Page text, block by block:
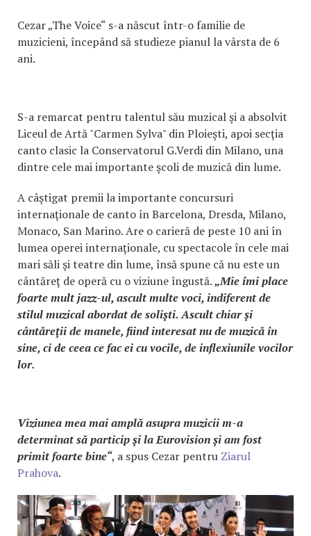
Cezar „The Voice“ s-a născut într-o familie de
muzicieni, începând să studieze pianul la vârsta de 6
ani.
S-a remarcat pentru talentul său muzical şi a absolvit
Liceul de Artă "Carmen Sylva" din Ploieşti, apoi secţia
canto clasic la Conservatorul G.Verdi din Milano, una
dintre cele mai importante şcoli de muzică din lume.
A câştigat premii la importante concursuri
internaţionale de canto în Barcelona, Dresda, Milano,
Monaco, San Marino. Are o carieră de peste 10 ani în
lumea operei internaţionale, cu spectacole în cele mai
mari săli şi teatre din lume, însă spune că nu este un
cântăreţ de operă cu o viziune îngustă.„Mie îmi place
foarte mult jazz-ul, ascult multe voci, indiferent de
stilul muzical abordat de solişti. Ascult chiar şi
cântăreţii de manele, fiind interesat nu de muzică în
sine, ci de ceea ce fac ei cu vocile, de inflexiunile vocilor
lor.
Viziunea mea mai amplă asupra muzicii m-a
determinat să particip şi la Eurovision şi am fost
primit foarte bine“, a spus Cezar pentru Ziarul
Prahova.